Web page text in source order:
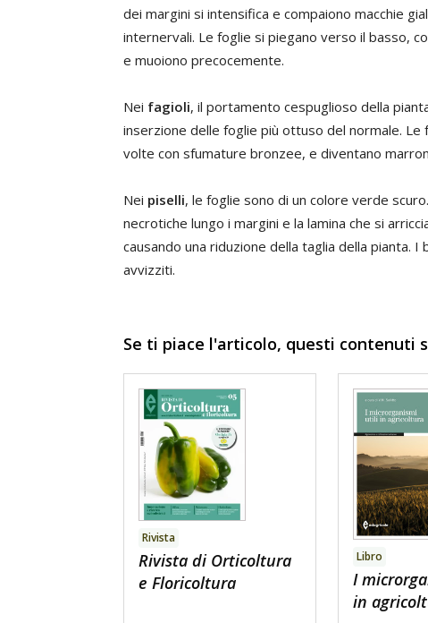
dei margini si intensifica e compaiono macchie
internervali. Le foglie si piegano verso il basso,
e muoiono precocemente.
Nei fagioli, il portamento cespuglioso della
inserzione delle foglie più ottuso del normale.
volte con sfumature bronzee, e diventano
Nei piselli, le foglie sono di un colore verde
necrotiche lungo i margini e la lamina che si
causando una riduzione della taglia della pianta.
avvizziti.
Se ti piace l'articolo, questi contenuti
Rivista
Rivista di Orticoltura
e Floricoltura
Libro
I
in